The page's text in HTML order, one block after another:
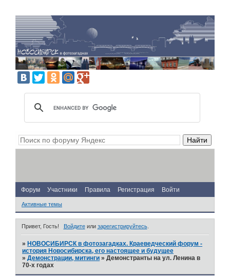
Форум Участники Правила Регистрация Войти
Активные темы
Привет, Гость! Войдитеили зарегистрируйтесь.
» НОВОСИБИРСК в фотозагадках. Краеведческий форум -
история Новосибирска, его настоящее и будущее
»Демонстрации, митинги »Демонстранты на ул. Ленина в
70-х годах